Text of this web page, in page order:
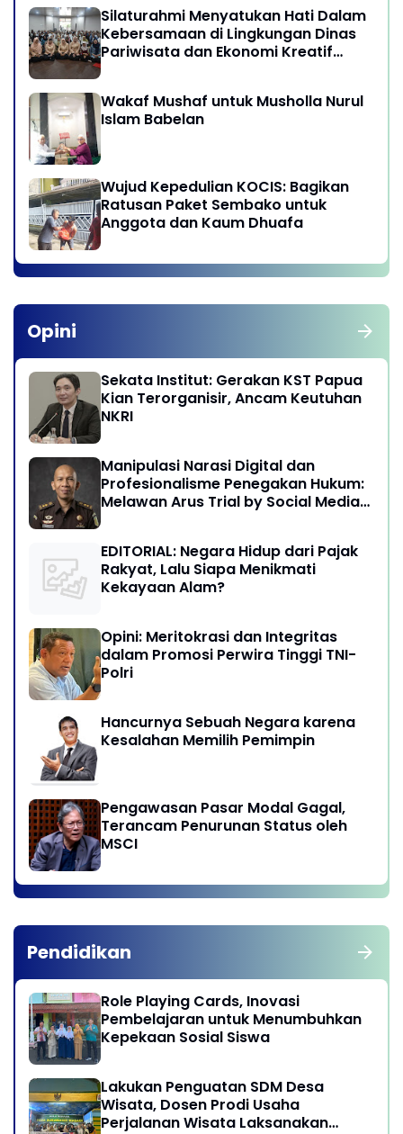
Silaturahmi Menyatukan Hati Dalam
Kebersamaan di Lingkungan Dinas
Pariwisata dan Ekonomi Kreatif
Wakaf Mushaf untuk Musholla Nurul
Islam Babelan
Wujud Kepedulian KOCIS: Bagikan
Ratusan Paket Sembako untuk
Anggota dan Kaum Dhuafa
Opini
Sekata Institut: Gerakan KST Papua
Kian Terorganisir, Ancam Keutuhan
NKRI
Manipulasi Narasi Digital dan
Profesionalisme Penegakan Hukum:
Melawan Arus Trial by Social Media
EDITORIAL: Negara Hidup dari Pajak
Rakyat, Lalu Siapa Menikmati
Kekayaan Alam?
Opini: Meritokrasi dan Integritas
dalam Promosi Perwira Tinggi TNI-
Polri
Hancurnya Sebuah Negara karena
Kesalahan Memilih Pemimpin
Pengawasan Pasar Modal Gagal,
Terancam Penurunan Status oleh
MSCI
Pendidikan
Role Playing Cards, Inovasi
Pembelajaran untuk Menumbuhkan
Kepekaan Sosial Siswa
Lakukan Penguatan SDM Desa
Wisata, Dosen Prodi Usaha
Perjalanan Wisata Laksanakan